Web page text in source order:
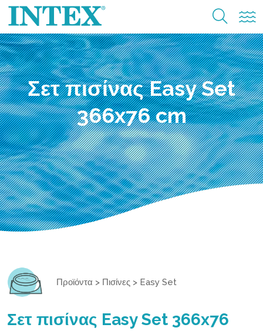
Σετ πισίνας Easy Set
366x76 cm
Προϊόντα > Πισίνες > Easy Set
Σετ πισίνας Easy Set 366x76